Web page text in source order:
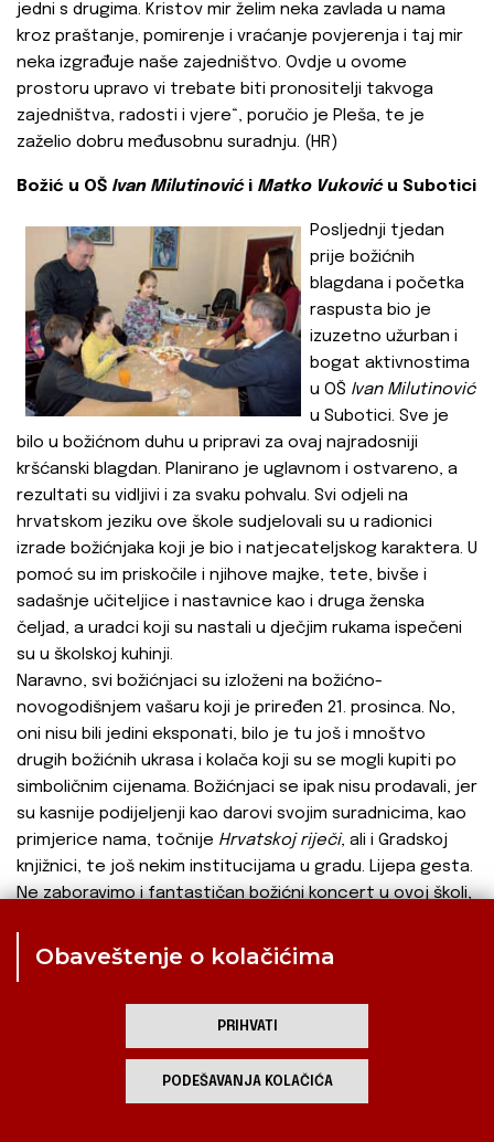
jedni s drugima. Kristov mir želim neka zavlada u nama
kroz praštanje, pomirenje i vraćanje povjerenja i taj mir
neka izgrađuje naše zajedništvo. Ovdje u ovome
prostoru upravo vi trebate biti pronositelji takvoga
zajedništva, radosti i vjere“, poručio je Pleša, te je
zaželio dobru međusobnu suradnju. (HR)
Božić u OŠ Ivan Milutinović i Matko Vuković u Subotici
Posljednji tjedan
prije božićnih
blagdana i početka
raspusta bio je
izuzetno užurban i
bogat aktivnostima
u OŠ Ivan Milutinović
u Subotici. Sve je
bilo u božićnom duhu u pripravi za ovaj najradosniji
kršćanski blagdan. Planirano je uglavnom i ostvareno, a
rezultati su vidljivi i za svaku pohvalu. Svi odjeli na
hrvatskom jeziku ove škole sudjelovali su u radionici
izrade božićnjaka koji je bio i natjecateljskog karaktera. U
pomoć su im priskočile i njihove majke, tete, bivše i
sadašnje učiteljice i nastavnice kao i druga ženska
čeljad, a uradci koji su nastali u dječjim rukama ispečeni
su u školskoj kuhinji.
Naravno, svi božićnjaci su izloženi na božićno-
novogodišnjem vašaru koji je priređen 21. prosinca. No,
oni nisu bili jedini eksponati, bilo je tu još i mnoštvo
drugih božićnih ukrasa i kolača koji su se mogli kupiti po
simboličnim cijenama. Božićnjaci se ipak nisu prodavali, jer
su kasnije podijeljenji kao darovi svojim suradnicima, kao
primjerice nama, točnije Hrvatskoj riječi, ali i Gradskoj
knjižnici, te još nekim institucijama u gradu. Lijepa gesta.
Ne zaboravimo i fantastičan božićni koncert u ovoj školi,
Tamburaši, zbor nižih i viših odjela, solisti,
instrumentalisti... bilo je prekrasno kao i sve ostale
iz Subotice
Obaveštenje o kolačićima
PRIHVATI
PODEŠAVANJA KOLAČIĆA